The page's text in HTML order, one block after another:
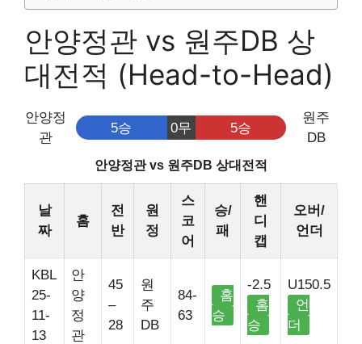
안양정관 vs 원주DB 상
대전적 (Head-to-Head)
안양정
관
5승 0무 5승
원주
DB
안양정관 vs 원주DB 상대전적
날
짜
홈
전
반
원
정
스
코
어
승/
패
핸
디
캡
오버/
언더
KBL
25-
11-
13
안
양
정
관
45
–
28
원
주
DB
84-
63
홈
승
-2.5
홈
승
U150.5
언
더